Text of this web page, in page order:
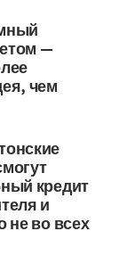
—
чем
кредит
и
не во всех